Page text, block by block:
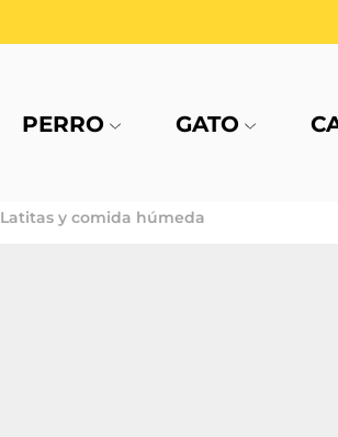
PERRO GATO
Latitas y comida húmeda